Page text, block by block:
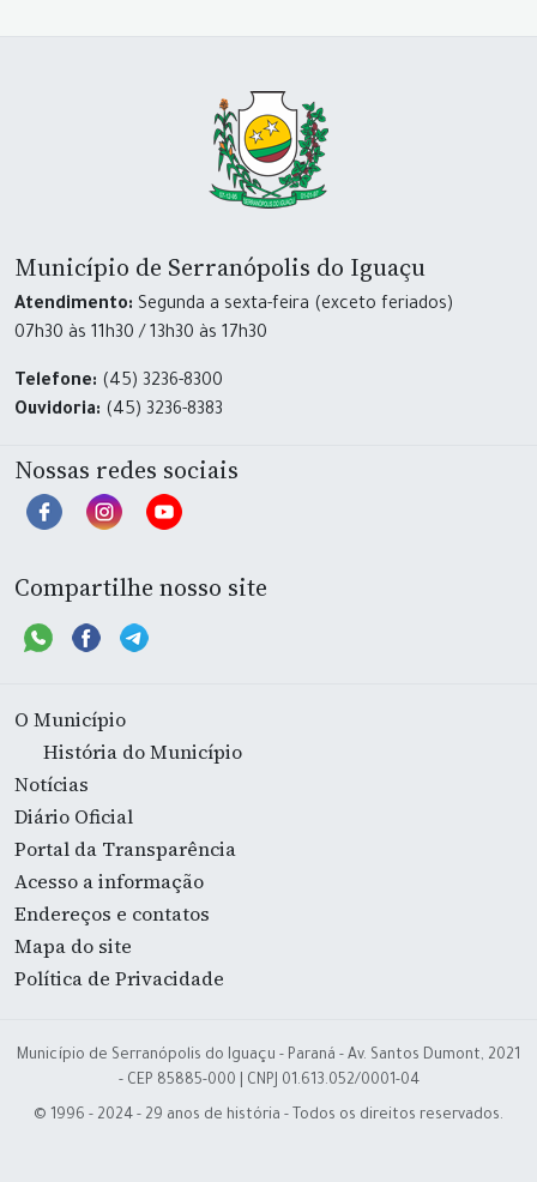
Município de Serranópolis do Iguaçu
Atendimento: Segunda a sexta-feira (exceto feriados)
07h30 às 11h30 / 13h30 às 17h30
Telefone: (45) 3236-8300
Ouvidoria: (45) 3236-8383
Nossas redes sociais
Compartilhe nosso site
O Município
História do Município
Notícias
Diário Oficial
Portal da Transparência
Acesso a informação
Endereços e contatos
Mapa do site
Política de Privacidade
Município de Serranópolis do Iguaçu - Paraná - Av. Santos Dumont, 2021
- CEP 85885-000 | CNPJ 01.613.052/0001-04
© 1996 - 2024 - 29 anos de história - Todos os direitos reservados.